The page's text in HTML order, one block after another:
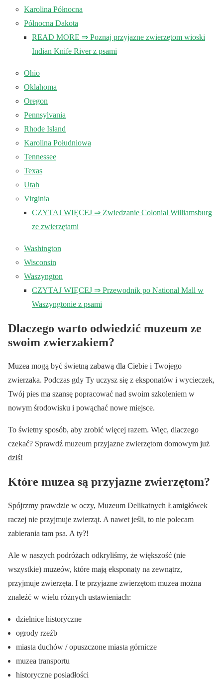
Karolina Północna
Północna Dakota
READ MORE ⇒ Poznaj przyjazne zwierzętom wioski
Indian Knife River z psami
Ohio
Oklahoma
Oregon
Pennsylvania
Rhode Island
Karolina Południowa
Tennessee
Texas
Utah
Virginia
CZYTAJ WIĘCEJ ⇒ Zwiedzanie Colonial Williamsburg
ze zwierzętami
Washington
Wisconsin
Waszyngton
CZYTAJ WIĘCEJ ⇒ Przewodnik po National Mall w
Waszyngtonie z psami
Dlaczego warto odwiedzić muzeum ze
swoim zwierzakiem?
Muzea mogą być świetną zabawą dla Ciebie i Twojego
zwierzaka. Podczas gdy Ty uczysz się z eksponatów i wycieczek,
Twój pies ma szansę popracować nad swoim szkoleniem w
nowym środowisku i powąchać nowe miejsce.
To świetny sposób, aby zrobić więcej razem. Więc, dlaczego
czekać? Sprawdź muzeum przyjazne zwierzętom domowym już
dziś!
Które muzea są przyjazne zwierzętom?
Spójrzmy prawdzie w oczy, Muzeum Delikatnych Łamigłówek
raczej nie przyjmuje zwierząt. A nawet jeśli, to nie polecam
zabierania tam psa. A ty?!
Ale w naszych podróżach odkryliśmy, że większość (nie
wszystkie) muzeów, które mają eksponaty na zewnątrz,
przyjmuje zwierzęta. I te przyjazne zwierzętom muzea można
znaleźć w wielu różnych ustawieniach:
dzielnice historyczne
ogrody rzeźb
miasta duchów / opuszczone miasta górnicze
muzea transportu
historyczne posiadłości